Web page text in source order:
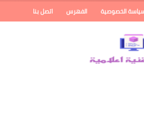
الخصوصية الفهرس اتصل بنا